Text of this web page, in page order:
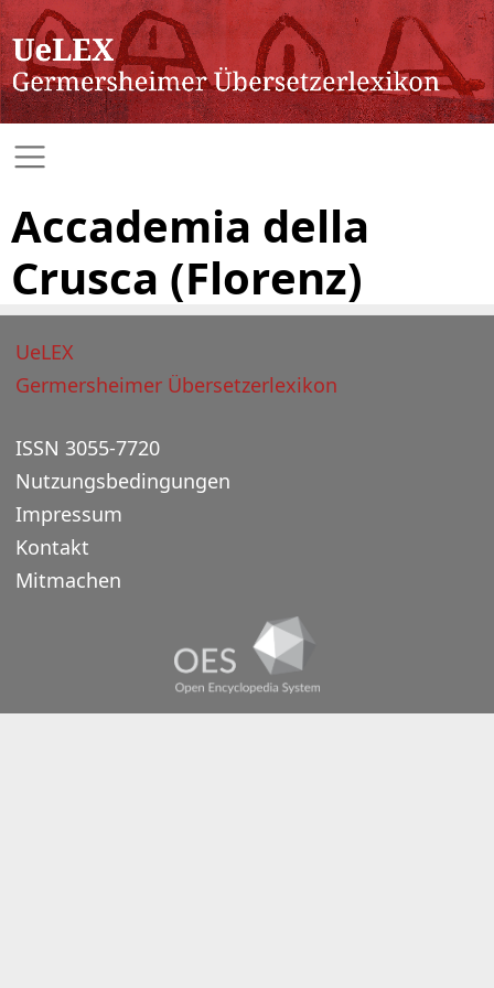
Accademia della
Crusca (Florenz)
UeLEX
Germersheimer Übersetzerlexikon
ISSN 3055-7720
Nutzungsbedingungen
Impressum
Kontakt
Mitmachen